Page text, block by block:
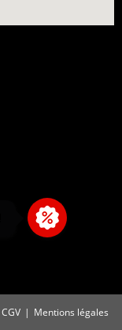
CGV Mentions légales